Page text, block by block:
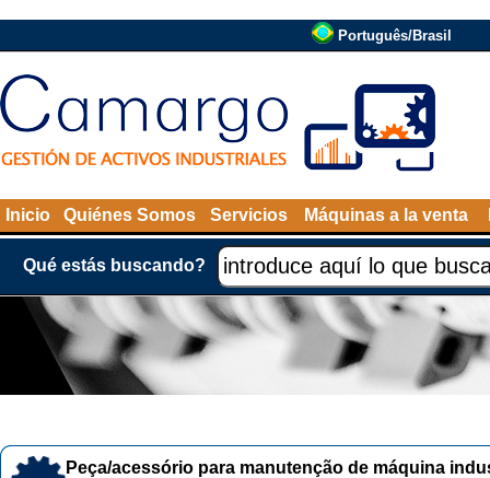
Português/Brasil
Inicio Quiénes Somos Servicios Máquinas a la venta
Qué estás buscando?
Peça/acessório para manutenção de máquina